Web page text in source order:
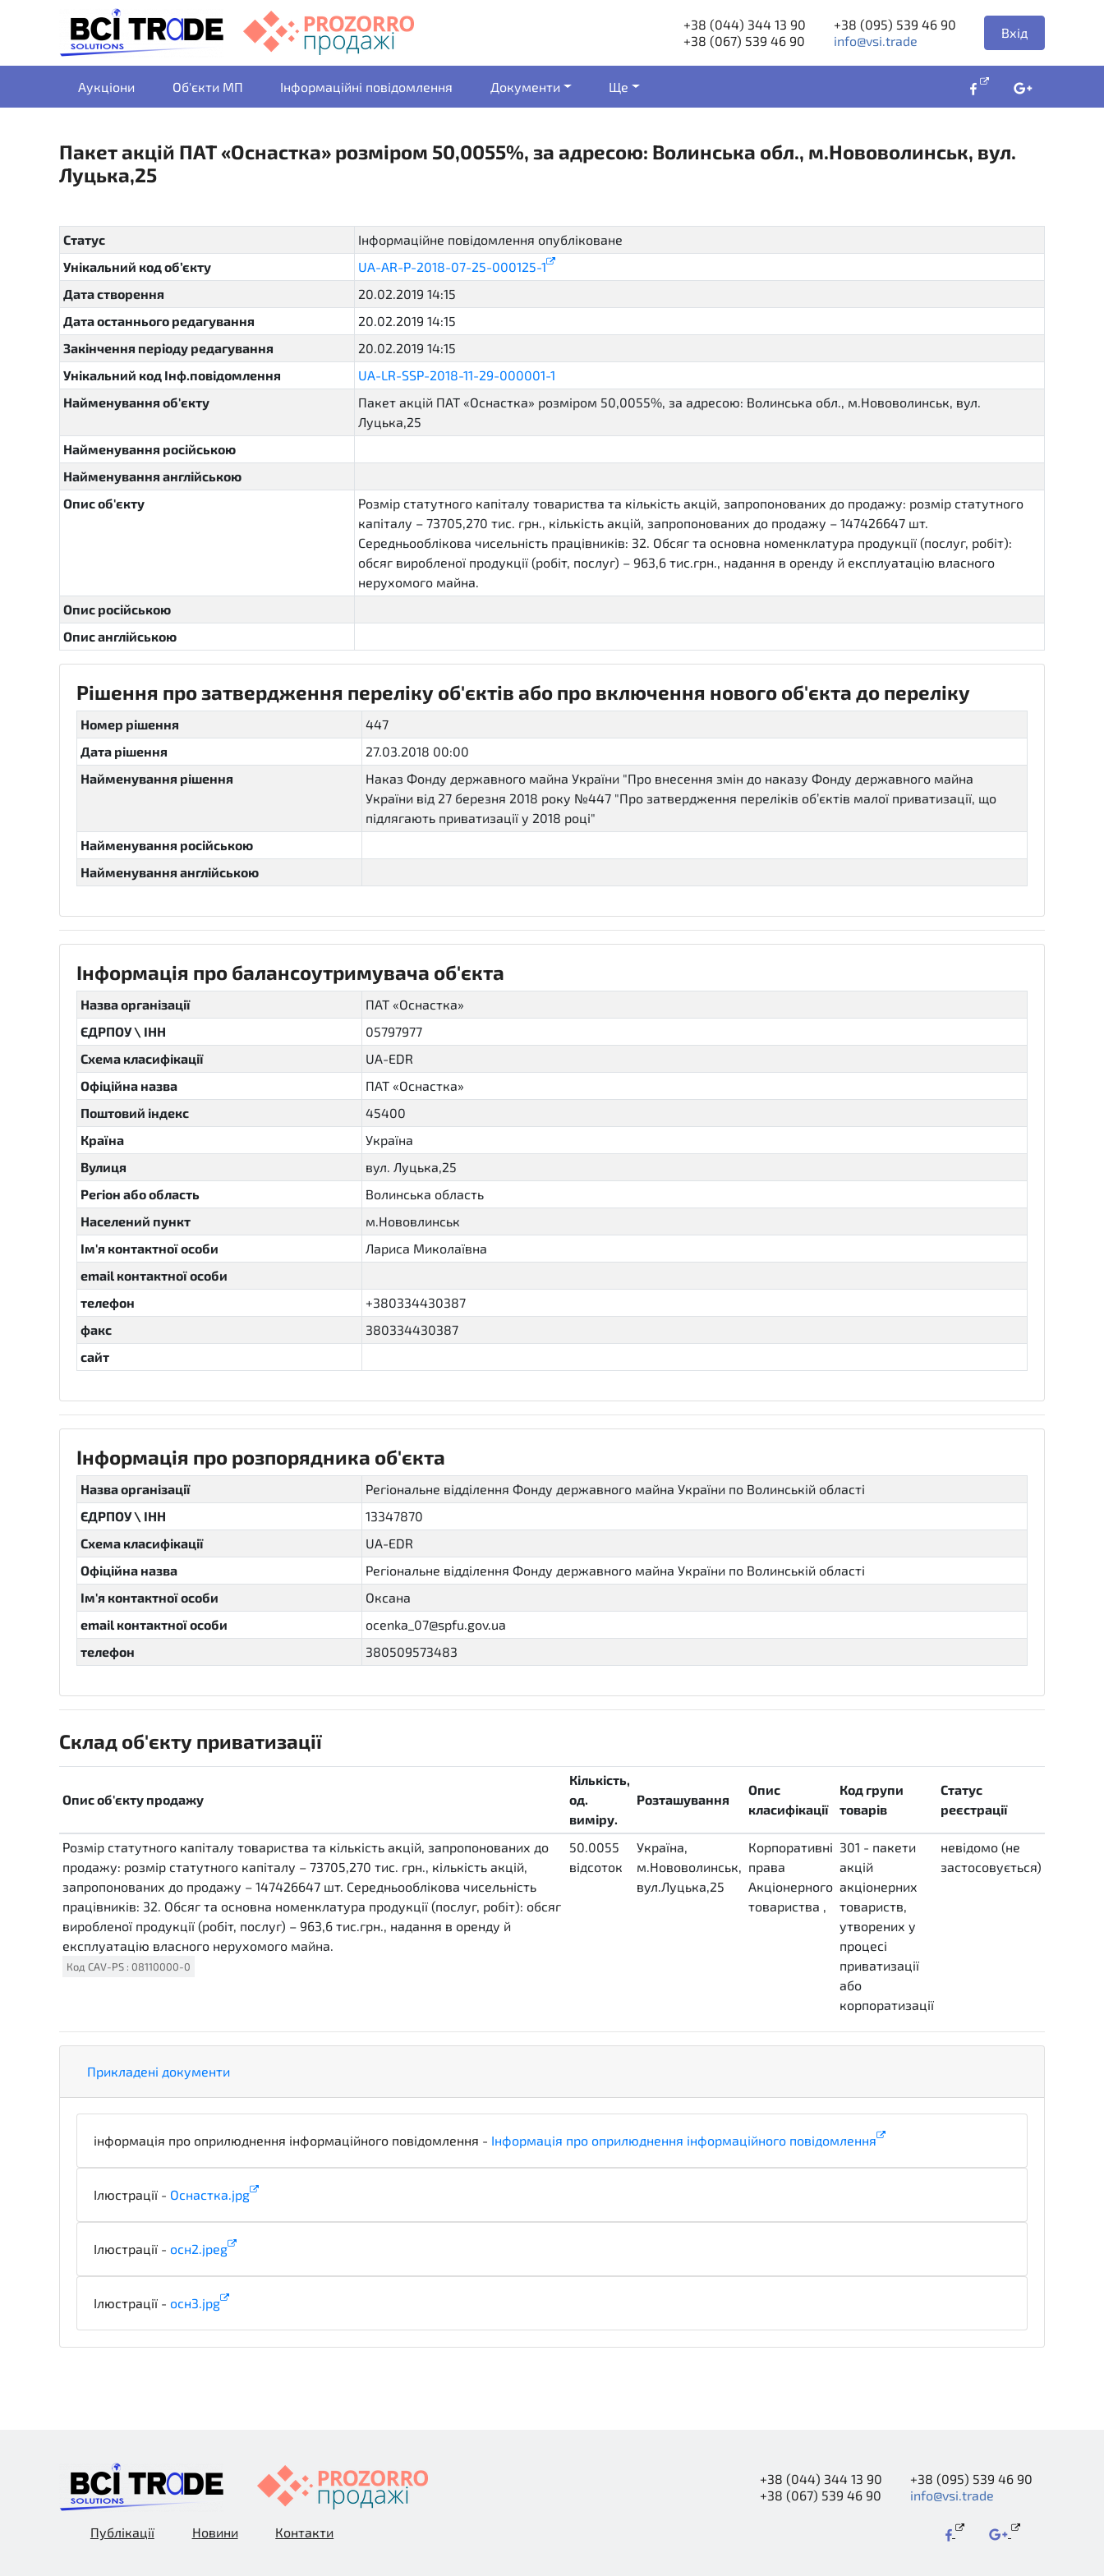
+38 (044) 344 13 90
+38 (067) 539 46 90
+38 (095) 539 46 90
info@vsi.trade
Вхід
Аукціони Об'єкти МП Інформаційні повідомлення Документи Ще
Пакет акцій ПАТ «Оснастка» розміром 50,0055%, за адресою: Волинська обл., м.Нововолинськ, вул.
Луцька,25
Статус Інформаційне повідомлення опубліковане
Унікальний код об’єкту
UA-AR-P-2018-07-25-000125-1
Дата створення
20.02.2019 14:15
Дата останнього редагування
20.02.2019 14:15
Закінчення періоду редагування
20.02.2019 14:15
Унікальний код Інф.повідомлення
UA-LR-SSP-2018-11-29-000001-1
Найменування об'єкту
Пакет акцій ПАТ «Оснастка» розміром 50,0055%, за адресою: Волинська обл., м.Нововолинськ, вул.
Луцька,25
Найменування російською
Найменування англійською
Опис об'єкту
Розмір статутного капіталу товариства та кількість акцій, запропонованих до продажу: розмір статутного
капіталу – 73705,270 тис. грн., кількість акцій, запропонованих до продажу – 147426647 шт.
Середньооблікова чисельність працівників: 32. Обсяг та основна номенклатура продукції (послуг, робіт):
обсяг виробленої продукції (робіт, послуг) – 963,6 тис.грн., надання в оренду й експлуатацію власного
нерухомого майна.
Опис російською
Опис англійською
Рішення про затвердження переліку об'єктів або про включення нового об'єкта до переліку
Номер рішення
447
Дата рішення
27.03.2018 00:00
Найменування рішення
Наказ Фонду державного майна України "Про внесення змін до наказу Фонду державного майна
України від 27 березня 2018 року №447 "Про затвердження переліків об’єктів малої приватизації, що
підлягають приватизації у 2018 році"
Найменування російською
Найменування англійською
Інформація про балансоутримувача об'єкта
Назва організації
ПАТ «Оснастка»
ЄДРПОУ \ ІНН
05797977
Схема класифікації
UA-EDR
Офіційна назва
ПАТ «Оснастка»
Поштовий індекс
45400
Країна
Україна
Вулиця
вул. Луцька,25
Регіон або область
Волинська область
Населений пункт
м.Нововлинськ
Ім'я контактної особи
Лариса Миколаївна
email контактної особи
телефон
+380334430387
факс
380334430387
сайт
Інформація про розпорядника об'єкта
Назва організації
Регіональне відділення Фонду державного майна України по Волинській області
ЄДРПОУ \ ІНН
13347870
Схема класифікації
UA-EDR
Офіційна назва
Регіональне відділення Фонду державного майна України по Волинській області
Ім'я контактної особи
Оксана
email контактної особи
ocenka_07@spfu.gov.ua
телефон
380509573483
Склад об'єкту приватизації
Опис об'єкту продажу
Кількість,
од.
виміру.
Розташування
Опис
класифікації
Код групи
товарів
Статус
реєстрації
Розмір статутного капіталу товариства та кількість акцій, запропонованих до
продажу: розмір статутного капіталу – 73705,270 тис. грн., кількість акцій,
запропонованих до продажу – 147426647 шт. Середньооблікова чисельність
працівників: 32. Обсяг та основна номенклатура продукції (послуг, робіт): обсяг
виробленої продукції (робіт, послуг) – 963,6 тис.грн., надання в оренду й
експлуатацію власного нерухомого майна.
Код CAV-PS : 08110000-0
50.0055
відсоток
Україна,
м.Нововолинськ,
вул.Луцька,25
Корпоративні
права
Акціонерного
товариства ,
301 - пакети
акцій
акціонерних
товариств,
утворених у
процесі
приватизації
або
корпоратизації
невідомо (не
застосовується)
Прикладені документи
інформація про оприлюднення інформаційного повідомлення - Інформація про оприлюднення інформаційного повідомлення
Ілюстрації - Оснастка.jpg
Ілюстрації - осн2.jpeg
Ілюстрації - осн3.jpg
+38 (044) 344 13 90
+38 (067) 539 46 90
+38 (095) 539 46 90
info@vsi.trade
Публікації Новини Контакти